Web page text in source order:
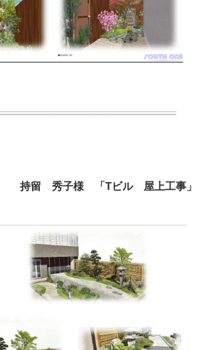
持留 秀子様 「Tビル 屋上工事」